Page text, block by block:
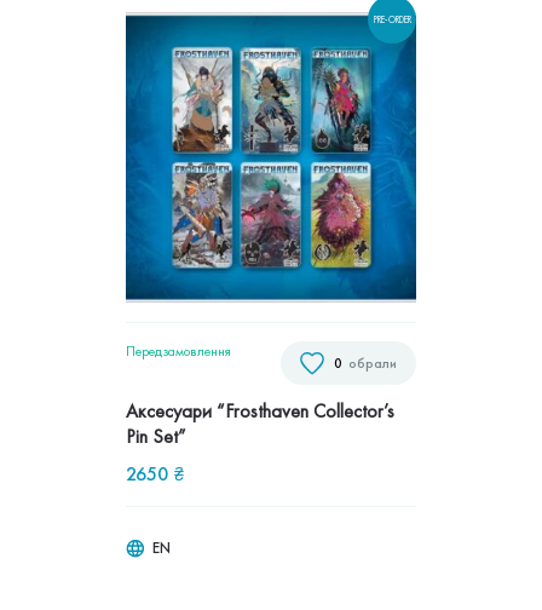
PRE-ORDER
обрали
0
Передзамовлення
Аксесуари “Frosthaven Collector’s
Pin Set”
2650 ₴
EN